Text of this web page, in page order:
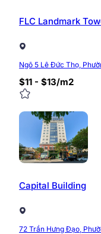
FLC Landmark
Ngõ 5 Lê Đức Thọ,
$11 - $13/m2
Capital Building
72 Trần Hưng Đạo,